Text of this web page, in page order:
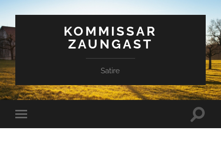
KOMMISSAR
ZAUNGAST
Satire
Mobile-
Menü